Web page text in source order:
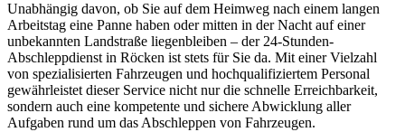
Unabhängig davon, ob Sie auf dem Heimweg nach einem langen
Arbeitstag eine Panne haben oder mitten in der Nacht auf einer
unbekannten Landstraße liegenbleiben – der 24-Stunden-
Abschleppdienst in Röcken ist stets für Sie da. Mit einer Vielzahl
von spezialisierten Fahrzeugen und hochqualifiziertem Personal
gewährleistet dieser Service nicht nur die schnelle Erreichbarkeit,
sondern auch eine kompetente und sichere Abwicklung aller
Aufgaben rund um das Abschleppen von Fahrzeugen.